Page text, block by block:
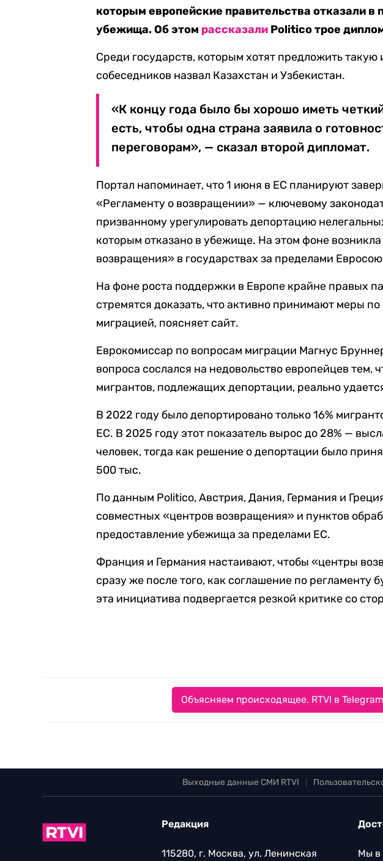
которым европейские правительства отказали в
убежища. Об этом рассказали Politico трое
Среди государств, которым хотят предложить такую
собеседников назвал Казахстан и Узбекистан.
«К концу года было бы хорошо иметь
есть, чтобы одна страна заявила о
переговорам», — сказал второй дипломат.
Портал напоминает, что 1 июня в ЕС планируют
«Регламенту о возвращении» — ключевому
призванному урегулировать депортацию
которым отказано в убежище. На этом фоне
возвращения» в государствах за пределами
На фоне роста поддержки в Европе крайне правых
стремятся доказать, что активно принимают меры по
миграцией, поясняет сайт.
Еврокомиссар по вопросам миграции Магнус
вопроса сослался на недовольство европейцев тем,
мигрантов, подлежащих депортации, реально
В 2022 году было депортировано только 16%
ЕС. В 2025 году этот показатель вырос до 28% —
человек, тогда как решение о депортации было
500 тыс.
По данным Politico, Австрия, Дания, Германия и
совместных «центров возвращения» и пунктов
предоставление убежища за пределами ЕС.
Франция и Германия настаивают, чтобы «центры
сразу же после того, как соглашение по регламенту
эта инициатива подвергается резкой критике со
Объясняем происходящее. RTVI в Telegram
Выходные данные СМИ RTVI
Редакция
115280, г. Москва, ул. Ленинская Мы в